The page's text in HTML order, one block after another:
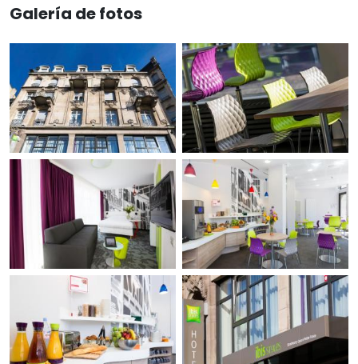
Galería de fotos